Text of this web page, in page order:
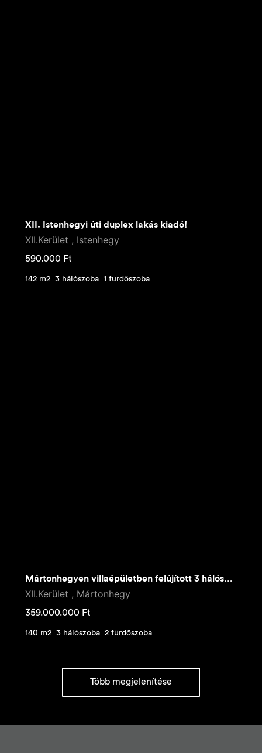
XII. Istenhegyi úti duplex lakás kiadó!
XII.Kerület , Istenhegy
590.000 Ft
142 m2 3 hálószoba 1 fürdőszoba
Mártonhegyen villaépületben felújított 3 hálószobás lakás
XII.Kerület , Mártonhegy
359.000.000 Ft
140 m2 3 hálószoba 2 fürdőszoba
Több megjelenítése